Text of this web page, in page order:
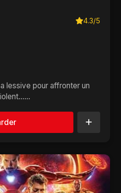
4.3/5
lessive pour affronter un